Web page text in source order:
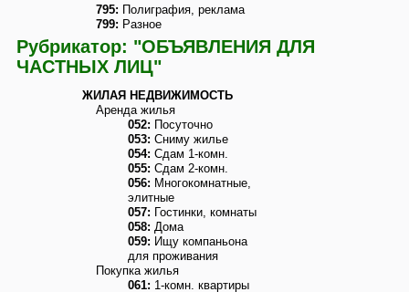
795: Полиграфия, реклама
799: Разное
Рубрикатор: "ОБЪЯВЛЕНИЯ ДЛЯ
ЧАСТНЫХ ЛИЦ"
ЖИЛАЯ НЕДВИЖИМОСТЬ
Аренда жилья
052: Посуточно
053: Сниму жилье
054: Сдам 1-комн.
055: Сдам 2-комн.
056: Многокомнатные,
элитные
057: Гостинки, комнаты
058: Дома
059: Ищу компаньона
для проживания
Покупка жилья
061: 1-комн. квартиры